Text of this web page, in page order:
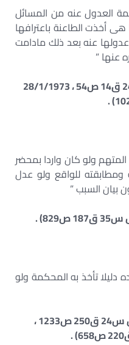
العدول عنه من المسائل
أخذت الطاعنة باعترافها
عنه بعد ذلك مادامت
عنها ”
(8/1/1973 أحكام النقض س24 ق14 ص54 ، 28/1/1973
ولو كان واردا بمحضر
للواقع ولو عدل
بيان السبب ”
دليلا تأخذ به المحكمة ولو
(16/12/1973 أحكام النقض س24 ق250 ص1233 ،